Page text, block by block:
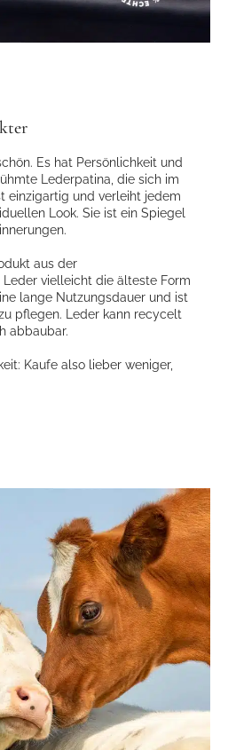
Es hat Persönlichkeit und
Lederpatina, die sich im
einzigartig und verleiht jedem
Look. Sie ist ein Spiegel
aus der
vielleicht die älteste Form
lange Nutzungsdauer und ist
pflegen. Leder kann recycelt
abbaubar.
Kaufe also lieber weniger,